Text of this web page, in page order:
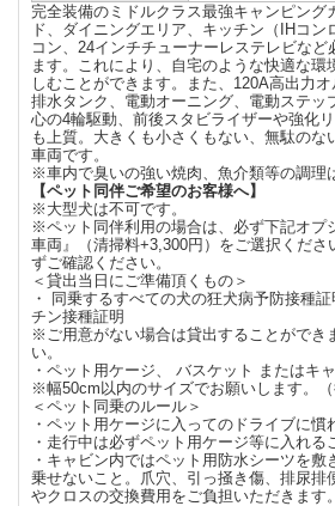
完全装備のミドルクラス最強キャンピング
ド、ダイニングエリア、キッチン（IHコン
コン、24インチチューナーレステレビな
ます。これにより、自宅のような快適な環
しむことができます。また、120A高出力
排水タンク、電動オーニング、電動ステッ
心の4輪駆動、前後スタビライザーや強化
も上質。大きくも小さくもない、無駄のな
車両です。
※車内で臭いの強い焼肉、魚介類等の調理
【ペット同伴ご希望のお客様へ】
※大型犬は不可です。
※ペット同伴利用の場合は、必ず下記オプ
車両』（清掃料+3,300円）をご選択くださ
ずご確認ください。
＜貸出当日にご準備頂くもの＞
・ 同乗するすべての犬の狂犬病予防接種
チン接種証明
※ご用意がない場合は貸出することができ
い。
・ペット用ケージ、 バスケット またはキ
※幅50cm以内のサイズでお願いします。（
＜ペット同乗のルール＞
・ペット用ケージに入ってのドライブに慣
・走行中は必ずペット用ケージ等に入れる
・キャビン内ではペット用防水シーツを敷
乗せないこと。爪穴、引っ掻き傷、排尿排
やクロスの交換費用をご負担いただきます。